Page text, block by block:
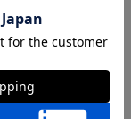
上がり83cm ヒ
ヒザ幅
ト90.5cm